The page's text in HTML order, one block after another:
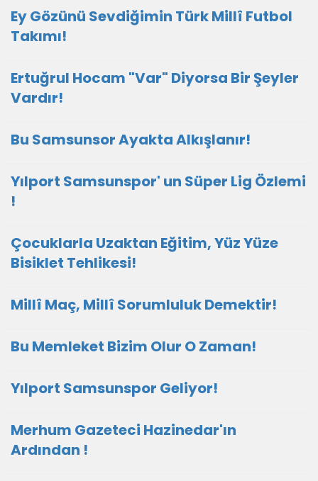
Ey Gözünü Sevdiğimin Türk Millî Futbol
Takımı!
Ertuğrul Hocam "Var" Diyorsa Bir Şeyler
Vardır!
Bu Samsunsor Ayakta Alkışlanır!
Yılport Samsunspor' un Süper Lig Özlemi
!
Çocuklarla Uzaktan Eğitim, Yüz Yüze
Bisiklet Tehlikesi!
Millî Maç, Millî Sorumluluk Demektir!
Bu Memleket Bizim Olur O Zaman!
Yılport Samsunspor Geliyor!
Merhum Gazeteci Hazinedar'ın
Ardından !